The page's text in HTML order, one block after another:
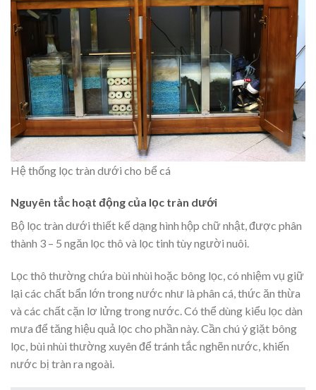
Hệ thống lọc tràn dưới cho bể cá
Nguyên tắc hoạt động của lọc tràn dưới
Bộ lọc tràn dưới thiết kế dạng hình hộp chữ nhật, được phân
thành 3 – 5 ngăn lọc thô và lọc tinh tùy người nuôi.
Lọc thô thường chứa bùi nhùi hoặc bông lọc, có nhiệm vụ giữ
lại các chất bẩn lớn trong nước như là phân cá, thức ăn thừa
và các chất cặn lơ lửng trong nước. Có thể dùng kiểu lọc dàn
mưa để tăng hiệu quả lọc cho phần này. Cần chú ý giặt bông
lọc, bùi nhùi thường xuyên để tránh tắc nghẽn nước, khiến
nước bị tràn ra ngoài.